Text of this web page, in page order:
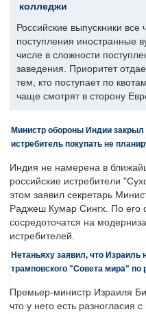
колледжи
Российские выпускники
поступления иностранные
числе в сложности
заведения. Приоритет
тем, кто поступает по
чаще смотрят в сторону
Министр обороны Индии закрыл
истребитель покупать не
Индия не намерена в
российские истребители
этом заявил секретарь
Раджеш Кумар Сингх. По его
сосредоточатся на
истребителей.
Нетаньяху заявил, что Израиль
трамповского "Совета мира"
Премьер-министр Израиля
что у него есть